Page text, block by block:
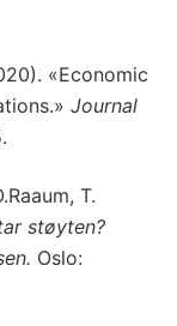
«Economic
Journal
T.
støyten?
Oslo: